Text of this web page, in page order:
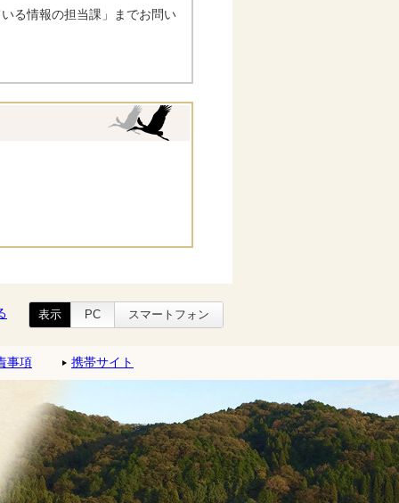
る情報の担当課」までお問い
表示 PC スマートフォン
事項 携帯サイト